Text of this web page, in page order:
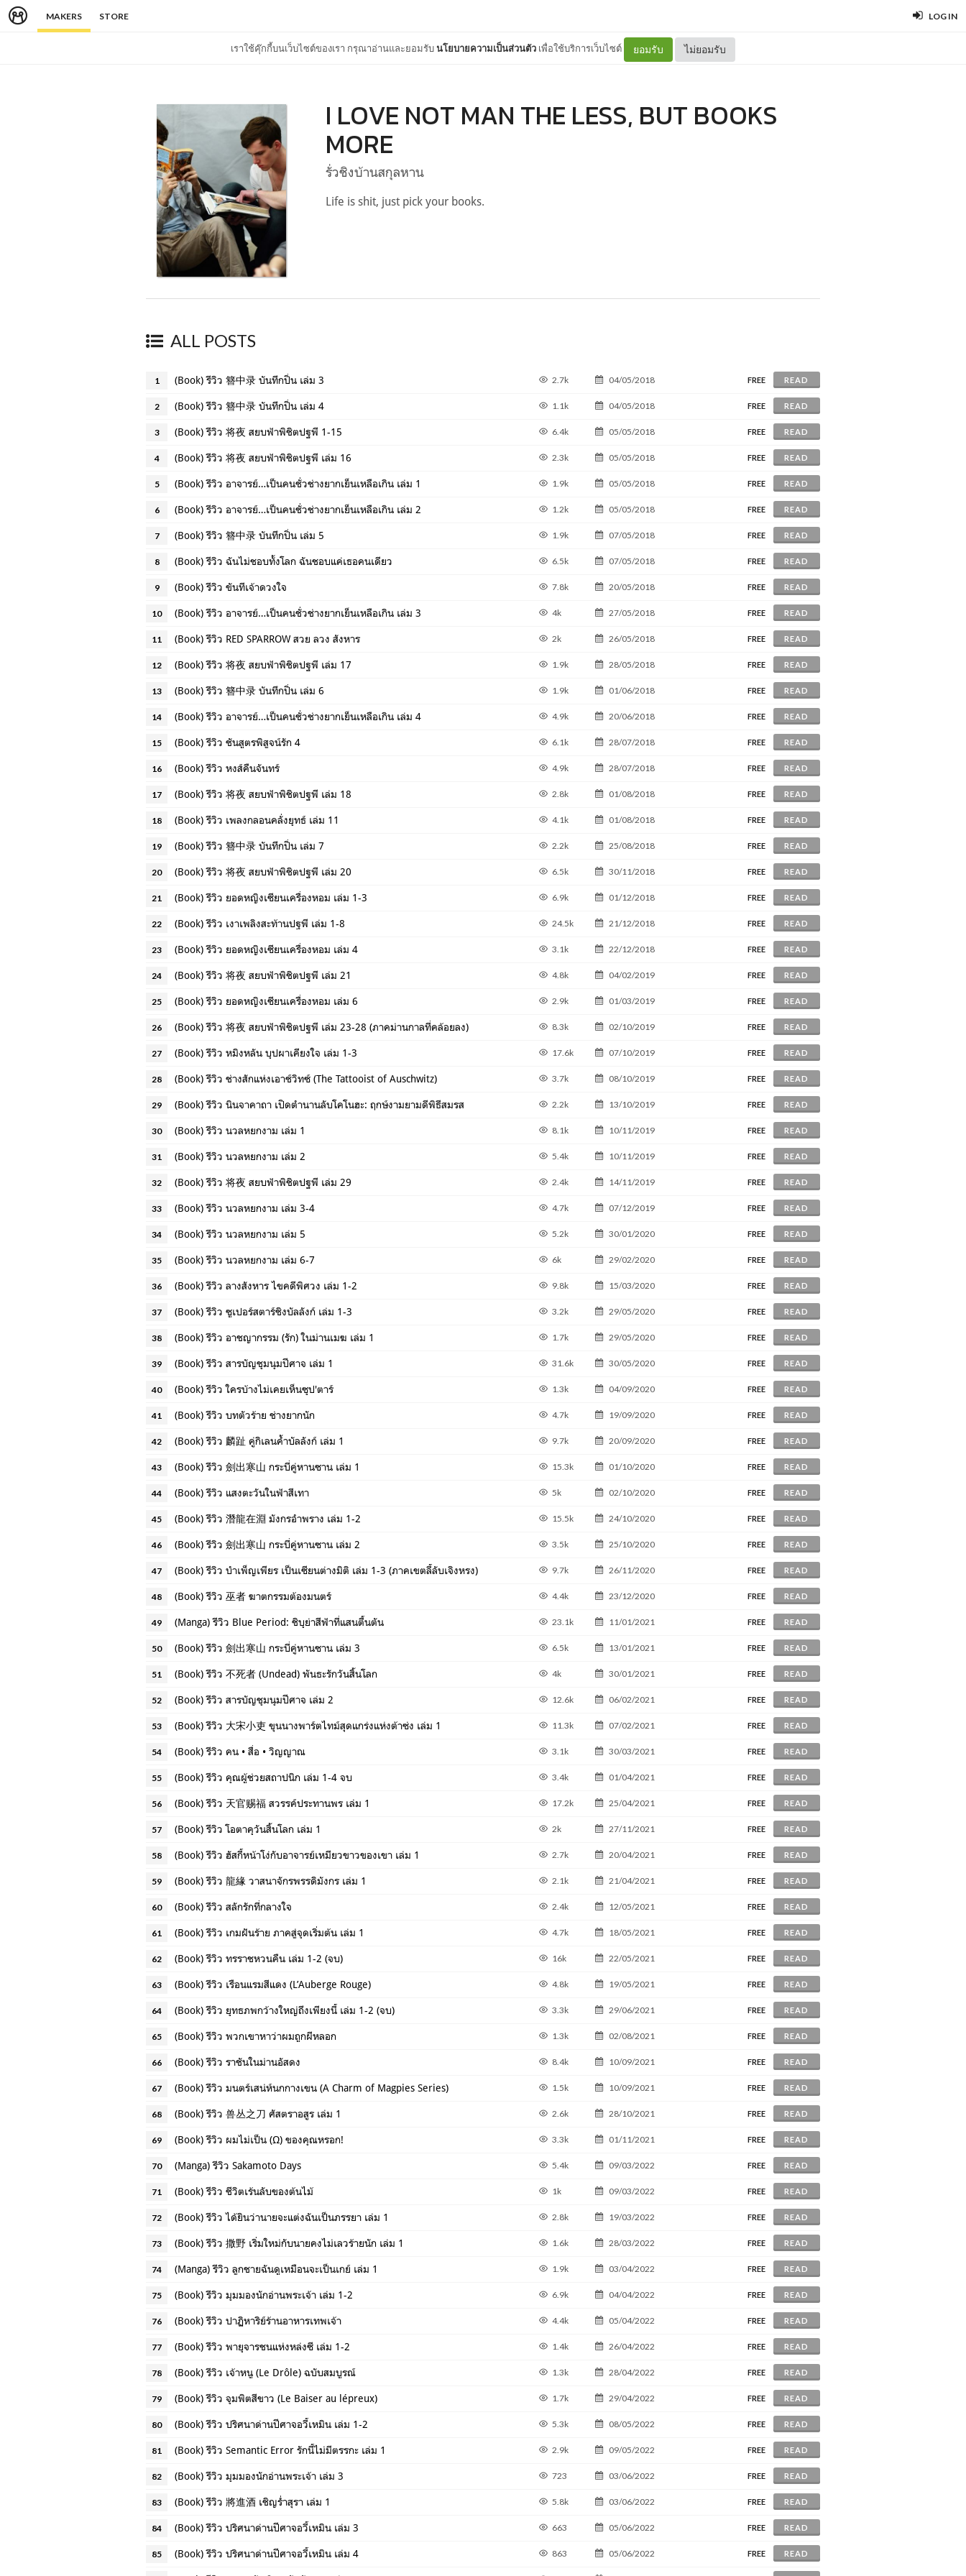
MAKERS STORE LOG IN
เราใช้คุ๊กกี้บนเว็บไซต์ของเรา กรุณาอ่านและยอมรับนโยบายความเป็นส่วนตัว เพื่อใช้บริการเว็บไซต์ ยอมรับ ไม่ยอมรับ
I LOVE NOT MAN THE LESS, BUT BOOKS
MORE
รั่วชิงบ้านสกุลหาน
Life is shit, just pick your books.
ALL POSTS
1 (Book) รีวิว 簪中录 บันทึกปิ่น เล่ม 3 2.7k 04/05/2018 FREE READ
2 (Book) รีวิว 簪中录 บันทึกปิ่น เล่ม 4 1.1k 04/05/2018 FREE READ
3 (Book) รีวิว 将夜 สยบฟ้าพิชิตปฐพี 1-15 6.4k 05/05/2018 FREE READ
4 (Book) รีวิว 将夜 สยบฟ้าพิชิตปฐพี เล่ม 16 2.3k 05/05/2018 FREE READ
5 (Book) รีวิว อาจารย์…เป็นคนชั่วช่างยากเย็นเหลือเกิน เล่ม 1 1.9k 05/05/2018 FREE READ
6 (Book) รีวิว อาจารย์…เป็นคนชั่วช่างยากเย็นเหลือเกิน เล่ม 2 1.2k 05/05/2018 FREE READ
7 (Book) รีวิว 簪中录 บันทึกปิ่น เล่ม 5 1.9k 07/05/2018 FREE READ
8 (Book) รีวิว ฉันไม่ชอบทั้งโลก ฉันชอบแค่เธอคนเดียว 6.5k 07/05/2018 FREE READ
9 (Book) รีวิว ขันทีเจ้าดวงใจ 7.8k 20/05/2018 FREE READ
10 (Book) รีวิว อาจารย์…เป็นคนชั่วช่างยากเย็นเหลือเกิน เล่ม 3 4k 27/05/2018 FREE READ
11 (Book) รีวิว RED SPARROW สวย ลวง สังหาร 2k 26/05/2018 FREE READ
12 (Book) รีวิว 将夜 สยบฟ้าพิชิตปฐพี เล่ม 17 1.9k 28/05/2018 FREE READ
13 (Book) รีวิว 簪中录 บันทึกปิ่น เล่ม 6 1.9k 01/06/2018 FREE READ
14 (Book) รีวิว อาจารย์…เป็นคนชั่วช่างยากเย็นเหลือเกิน เล่ม 4 4.9k 20/06/2018 FREE READ
15 (Book) รีวิว ชันสูตรพิสูจน์รัก 4 6.1k 28/07/2018 FREE READ
16 (Book) รีวิว หงส์คืนจันทร์ 4.9k 28/07/2018 FREE READ
17 (Book) รีวิว 将夜 สยบฟ้าพิชิตปฐพี เล่ม 18 2.8k 01/08/2018 FREE READ
18 (Book) รีวิว เพลงกลอนคลั่งยุทธ์ เล่ม 11 4.1k 01/08/2018 FREE READ
19 (Book) รีวิว 簪中录 บันทึกปิ่น เล่ม 7 2.2k 25/08/2018 FREE READ
20 (Book) รีวิว 将夜 สยบฟ้าพิชิตปฐพี เล่ม 20 6.5k 30/11/2018 FREE READ
21 (Book) รีวิว ยอดหญิงเซียนเครื่องหอม เล่ม 1-3 6.9k 01/12/2018 FREE READ
22 (Book) รีวิว เงาเพลิงสะท้านปฐพี เล่ม 1-8 24.5k 21/12/2018 FREE READ
23 (Book) รีวิว ยอดหญิงเซียนเครื่องหอม เล่ม 4 3.1k 22/12/2018 FREE READ
24 (Book) รีวิว 将夜 สยบฟ้าพิชิตปฐพี เล่ม 21 4.8k 04/02/2019 FREE READ
25 (Book) รีวิว ยอดหญิงเซียนเครื่องหอม เล่ม 6 2.9k 01/03/2019 FREE READ
26 (Book) รีวิว 将夜 สยบฟ้าพิชิตปฐพี เล่ม 23-28 (ภาคม่านกาลที่คล้อยลง) 8.3k 02/10/2019 FREE READ
27 (Book) รีวิว หมิงหลัน บุปผาเคียงใจ เล่ม 1-3 17.6k 07/10/2019 FREE READ
28 (Book) รีวิว ช่างสักแห่งเอาช์วิทซ์ (The Tattooist of Auschwitz) 3.7k 08/10/2019 FREE READ
29 (Book) รีวิว นินจาคาถา เปิดตำนานลับโคโนฮะ: ฤกษ์งามยามดีพิธีสมรส 2.2k 13/10/2019 FREE READ
30 (Book) รีวิว นวลหยกงาม เล่ม 1 8.1k 10/11/2019 FREE READ
31 (Book) รีวิว นวลหยกงาม เล่ม 2 5.4k 10/11/2019 FREE READ
32 (Book) รีวิว 将夜 สยบฟ้าพิชิตปฐพี เล่ม 29 2.4k 14/11/2019 FREE READ
33 (Book) รีวิว นวลหยกงาม เล่ม 3-4 4.7k 07/12/2019 FREE READ
34 (Book) รีวิว นวลหยกงาม เล่ม 5 5.2k 30/01/2020 FREE READ
35 (Book) รีวิว นวลหยกงาม เล่ม 6-7 6k 29/02/2020 FREE READ
36 (Book) รีวิว ลางสังหาร ไขคดีพิศวง เล่ม 1-2 9.8k 15/03/2020 FREE READ
37 (Book) รีวิว ซูเปอร์สตาร์ชิงบัลลังก์ เล่ม 1-3 3.2k 29/05/2020 FREE READ
38 (Book) รีวิว อาชญากรรม (รัก) ในม่านเมฆ เล่ม 1 1.7k 29/05/2020 FREE READ
39 (Book) รีวิว สารบัญชุมนุมปีศาจ เล่ม 1 31.6k 30/05/2020 FREE READ
40 (Book) รีวิว ใครบ้างไม่เคยเห็นซุป'ตาร์ 1.3k 04/09/2020 FREE READ
41 (Book) รีวิว บทตัวร้าย ช่างยากนัก 4.7k 19/09/2020 FREE READ
42 (Book) รีวิว 麟趾 คู่กิเลนค้ำบัลลังก์ เล่ม 1 9.7k 20/09/2020 FREE READ
43 (Book) รีวิว 劍出寒山 กระบี่คู่หานซาน เล่ม 1 15.3k 01/10/2020 FREE READ
44 (Book) รีวิว แสงตะวันในฟ้าสีเทา 5k 02/10/2020 FREE READ
45 (Book) รีวิว 潛龍在淵 มังกรอำพราง เล่ม 1-2 15.5k 24/10/2020 FREE READ
46 (Book) รีวิว 劍出寒山 กระบี่คู่หานซาน เล่ม 2 3.5k 25/10/2020 FREE READ
47 (Book) รีวิว บำเพ็ญเพียร เป็นเซียนต่างมิติ เล่ม 1-3 (ภาคเขตลี้ลับเจิงหรง) 9.7k 26/11/2020 FREE READ
48 (Book) รีวิว 巫者 ฆาตกรรมต้องมนตร์ 4.4k 23/12/2020 FREE READ
49 (Manga) รีวิว Blue Period: ชิบุย่าสีฟ้าที่แสนตื้นตัน 23.1k 11/01/2021 FREE READ
50 (Book) รีวิว 劍出寒山 กระบี่คู่หานซาน เล่ม 3 6.5k 13/01/2021 FREE READ
51 (Book) รีวิว 不死者 (Undead) พันธะรักวันสิ้นโลก 4k 30/01/2021 FREE READ
52 (Book) รีวิว สารบัญชุมนุมปีศาจ เล่ม 2 12.6k 06/02/2021 FREE READ
53 (Book) รีวิว 大宋小吏 ขุนนางพาร์ตไทม์สุดแกร่งแห่งต้าซ่ง เล่ม 1 11.3k 07/02/2021 FREE READ
54 (Book) รีวิว คน • สื่อ • วิญญาณ 3.1k 30/03/2021 FREE READ
55 (Book) รีวิว คุณผู้ช่วยสถาปนิก เล่ม 1-4 จบ 3.4k 01/04/2021 FREE READ
56 (Book) รีวิว 天官赐福 สวรรค์ประทานพร เล่ม 1 17.2k 25/04/2021 FREE READ
57 (Book) รีวิว โอตาคุวันสิ้นโลก เล่ม 1 2k 27/11/2021 FREE READ
58 (Book) รีวิว ฮัสกี้หน้าโง่กับอาจารย์เหมียวขาวของเขา เล่ม 1 2.7k 20/04/2021 FREE READ
59 (Book) รีวิว 龍緣 วาสนาจักรพรรดิมังกร เล่ม 1 2.1k 21/04/2021 FREE READ
60 (Book) รีวิว สลักรักที่กลางใจ 2.4k 12/05/2021 FREE READ
61 (Book) รีวิว เกมฝันร้าย ภาคสู่จุดเริ่มต้น เล่ม 1 4.7k 18/05/2021 FREE READ
62 (Book) รีวิว ทรราชหวนคืน เล่ม 1-2 (จบ) 16k 22/05/2021 FREE READ
63 (Book) รีวิว เรือนแรมสีแดง (L’Auberge Rouge) 4.8k 19/05/2021 FREE READ
64 (Book) รีวิว ยุทธภพกว้างใหญ่ถึงเพียงนี้ เล่ม 1-2 (จบ) 3.3k 29/06/2021 FREE READ
65 (Book) รีวิว พวกเขาหาว่าผมถูกผีหลอก 1.3k 02/08/2021 FREE READ
66 (Book) รีวิว ราชันในม่านอัสดง 8.4k 10/09/2021 FREE READ
67 (Book) รีวิว มนตร์เสน่ห์นกกางเขน (A Charm of Magpies Series) 1.5k 10/09/2021 FREE READ
68 (Book) รีวิว 兽丛之刀 ศัสตราอสูร เล่ม 1 2.6k 28/10/2021 FREE READ
69 (Book) รีวิว ผมไม่เป็น (Ω) ของคุณหรอก! 3.3k 01/11/2021 FREE READ
70 (Manga) รีวิว Sakamoto Days 5.4k 09/03/2022 FREE READ
71 (Book) รีวิว ชีวิตเร้นลับของต้นไม้ 1k 09/03/2022 FREE READ
72 (Book) รีวิว ได้ยินว่านายจะแต่งฉันเป็นภรรยา เล่ม 1 2.8k 19/03/2022 FREE READ
73 (Book) รีวิว 撒野 เริ่มใหม่กับนายคงไม่เลวร้ายนัก เล่ม 1 1.6k 28/03/2022 FREE READ
74 (Manga) รีวิว ลูกชายฉันดูเหมือนจะเป็นเกย์ เล่ม 1 1.9k 03/04/2022 FREE READ
75 (Book) รีวิว มุมมองนักอ่านพระเจ้า เล่ม 1-2 6.9k 04/04/2022 FREE READ
76 (Book) รีวิว ปาฏิหาริย์ร้านอาหารเทพเจ้า 4.4k 05/04/2022 FREE READ
77 (Book) รีวิว พายุจารชนแห่งหล่งซี เล่ม 1-2 1.4k 26/04/2022 FREE READ
78 (Book) รีวิว เจ้าหนู (Le Drôle) ฉบับสมบูรณ์ 1.3k 28/04/2022 FREE READ
79 (Book) รีวิว จุมพิตสีขาว (Le Baiser au lépreux) 1.7k 29/04/2022 FREE READ
80 (Book) รีวิว ปริศนาด่านปีศาจอวี้เหมิน เล่ม 1-2 5.3k 08/05/2022 FREE READ
81 (Book) รีวิว Semantic Error รักนี้ไม่มีตรรกะ เล่ม 1 2.9k 09/05/2022 FREE READ
82 (Book) รีวิว มุมมองนักอ่านพระเจ้า เล่ม 3 723 03/06/2022 FREE READ
83 (Book) รีวิว 將進酒 เชิญร่ำสุรา เล่ม 1 5.8k 03/06/2022 FREE READ
84 (Book) รีวิว ปริศนาด่านปีศาจอวี้เหมิน เล่ม 3 663 05/06/2022 FREE READ
85 (Book) รีวิว ปริศนาด่านปีศาจอวี้เหมิน เล่ม 4 863 05/06/2022 FREE READ